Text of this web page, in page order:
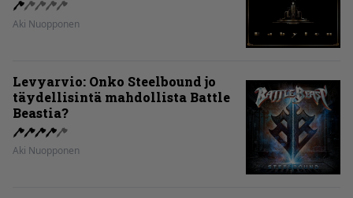
Aki Nuopponen
Levyarvio: Onko Steelbound jo
täydellisintä mahdollista Battle
Beastia?
Aki Nuopponen